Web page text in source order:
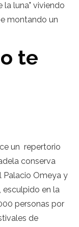
la luna" viviendo
montando un
te
un repertorio
conserva
Palacio Omeya y
esculpido en la
personas por
de